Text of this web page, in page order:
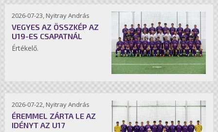
2026-07-23, Nyitray András
VEGYES AZ ÖSSZKÉP AZ
U19-ES CSAPATNÁL
Értékelő.
2026-07-22, Nyitray András
ÉREMMEL ZÁRTA LE AZ
IDÉNYT AZ U17